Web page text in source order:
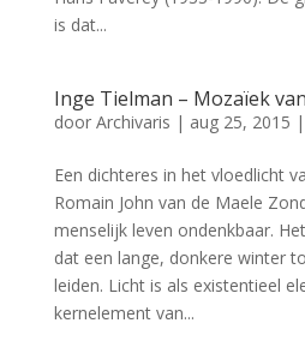
is dat...
Inge Tielman – Mozaïek
door Archivaris | aug 25, 2015 |
Een dichteres in het vloedlicht
Romain John van de Maele
menselijk leven ondenkbaar.
dat een lange, donkere winter
leiden. Licht is als existentieel
kernelement van...